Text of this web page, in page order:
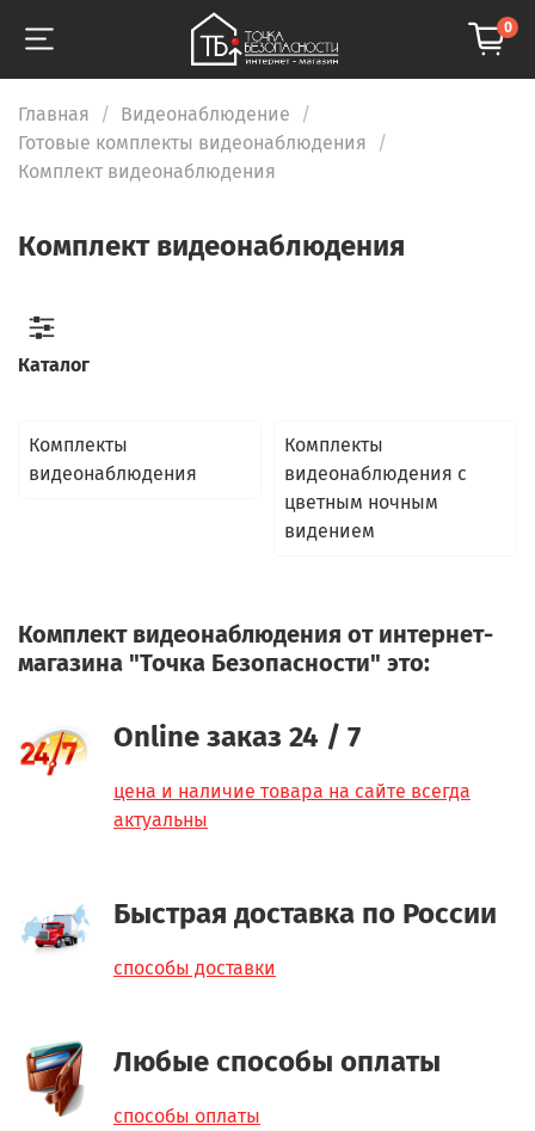
0
Главная
Видеонаблюдение
Готовые комплекты видеонаблюдения
Комплект видеонаблюдения
Комплект видеонаблюдения
Комплекты
видеонаблюдения
Комплекты
видеонаблюдения с
цветным ночным
видением
Комплект видеонаблюдения от интернет-
магазина "Точка Безопасности" это:
Online заказ 24 / 7
цена и наличие товара на сайте всегда
актуальны
Быстрая доставка по России
способы доставки
Любые способы оплаты
способы оплаты
Каталог